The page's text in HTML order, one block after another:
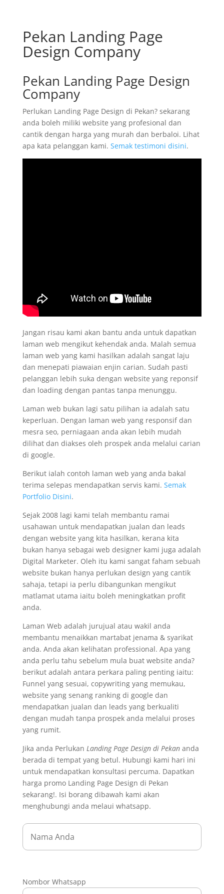
Pekan Landing Page
Design Company
Pekan Landing Page Design
Company
Perlukan Landing Page Design di Pekan? sekarang
anda boleh miliki website yang profesional dan
cantik dengan harga yang murah dan berbaloi. Lihat
apa kata pelanggan kami. Semak testimoni disini.
Jangan risau kami akan bantu anda untuk dapatkan
laman web mengikut kehendak anda. Malah semua
laman web yang kami hasilkan adalah sangat laju
dan menepati piawaian enjin carian. Sudah pasti
pelanggan lebih suka dengan website yang reponsif
dan loading dengan pantas tanpa menunggu.
Laman web bukan lagi satu pilihan ia adalah satu
keperluan. Dengan laman web yang responsif dan
mesra seo, perniagaan anda akan lebih mudah
dilihat dan diakses oleh prospek anda melalui carian
di google.
Berikut ialah contoh laman web yang anda bakal
terima selepas mendapatkan servis kami. Semak
Portfolio Disini.
Sejak 2008 lagi kami telah membantu ramai
usahawan untuk mendapatkan jualan dan leads
dengan website yang kita hasilkan, kerana kita
bukan hanya sebagai web designer kami juga adalah
Digital Marketer. Oleh itu kami sangat faham sebuah
website bukan hanya perlukan design yang cantik
sahaja, tetapi ia perlu dibangunkan mengikut
matlamat utama iaitu boleh meningkatkan profit
anda.
Laman Web adalah jurujual atau wakil anda
membantu menaikkan martabat jenama & syarikat
anda. Anda akan kelihatan professional. Apa yang
anda perlu tahu sebelum mula buat website anda?
berikut adalah antara perkara paling penting iaitu:
Funnel yang sesuai, copywriting yang memukau,
website yang senang ranking di google dan
mendapatkan jualan dan leads yang berkualiti
dengan mudah tanpa prospek anda melalui proses
yang rumit.
Jika anda Perlukan Landing Page Design di Pekananda
berada di tempat yang betul. Hubungi kami hari ini
untuk mendapatkan konsultasi percuma. Dapatkan
harga promo Landing Page Design di Pekan
sekarang!. Isi borang dibawah kami akan
menghubungi anda melaui whatsapp.
Nombor Whatsapp